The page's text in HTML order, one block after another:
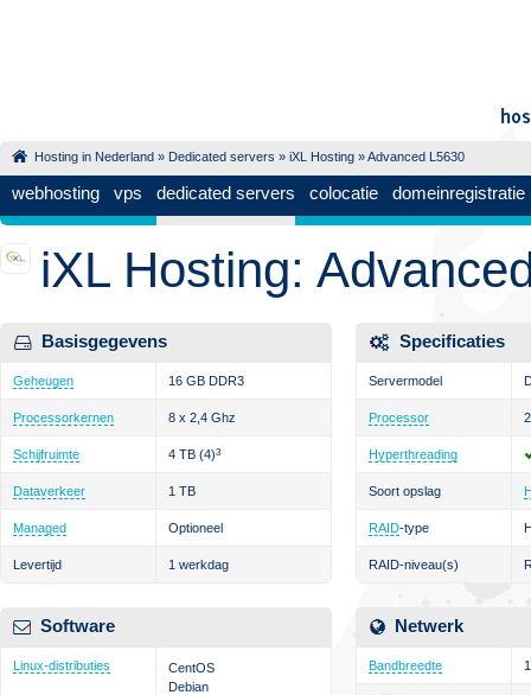
Hosting in Nederland » Dedicated servers » iXL Hosting » Advanced L5630
webhosting vps dedicated servers colocatie domeinregistratie
iXL Hosting:
Basisgegevens
Geheugen 16 GB DDR3
Processorkernen 8 x 2,4 Ghz
Schijfruimte 4 TB (4)3
Dataverkeer 1 TB
Managed Optioneel
Levertijd 1 werkdag
Software
Linux-distributies
CentOS
Debian
Specificaties
Servermodel
Processor
Hyperthreading
Soort opslag
RAID-type
RAID-niveau(s)
Netwerk
Bandbreedte